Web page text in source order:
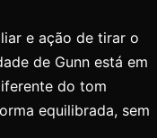
e ação de tirar o
de Gunn está em
do tom
equilibrada, sem